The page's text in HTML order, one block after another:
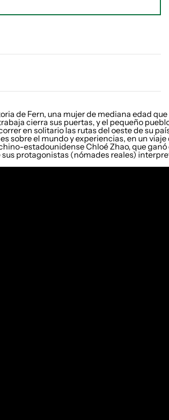
de Fern, una mujer de mediana edad
cierra sus puertas, y el pequeño
en solitario las rutas del oeste de su
sobre el mundo y experiencias, en un
estadounidense Chloé Zhao, que
protagonistas (nómades reales)